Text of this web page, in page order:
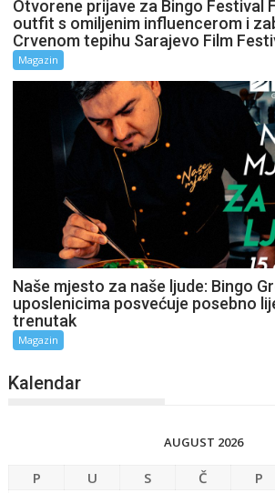
Otvorene prijave za Bingo Festival
outfit s omiljenim influencerom i
Crvenom tepihu Sarajevo Film
Magazin
Naše mjesto za naše ljude: Bingo
uposlenicima posvećuje posebno
trenutak
Magazin
Kalendar
AUGUST 2026
P U S Č P